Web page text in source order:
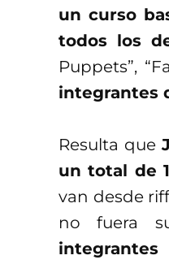
un curso
todos los
Puppets”,
integrantes
Resulta que
un total de
van desde
no fuera